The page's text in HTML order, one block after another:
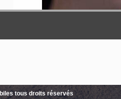
tous droits réservés